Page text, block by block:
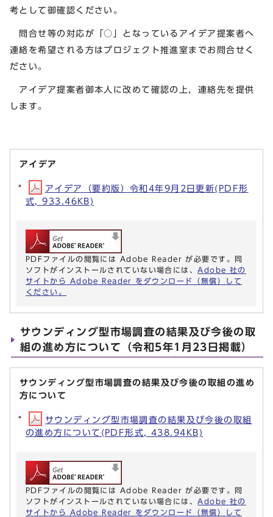
考として御確認ください。
問合せ等の対応が「○」となっているアイデア提案者へ
連絡を希望される方はプロジェクト推進室までお問合せく
ださい。
アイデア提案者御本人に改めて確認の上，連絡先を提供
します。
アイデア
アイデア（要約版）令和4年9月2日更新(PDF形
式, 933.46KB)
PDFファイルの閲覧には Adobe Reader が必要です。同
ソフトがインストールされていない場合には、 Adobe 社の
サイトから Adobe Reader をダウンロード（無償）して
ください。
サウンディング型市場調査の結果及び今後の取
組の進め方について（令和5年1月23日掲載）
サウンディング型市場調査の結果及び今後の取組の進め
方について
サウンディング型市場調査の結果及び今後の取組
の進め方について(PDF形式, 438.94KB)
PDFファイルの閲覧には Adobe Reader が必要です。同
ソフトがインストールされていない場合には、 Adobe 社の
サイトから Adobe Reader をダウンロード（無償）して